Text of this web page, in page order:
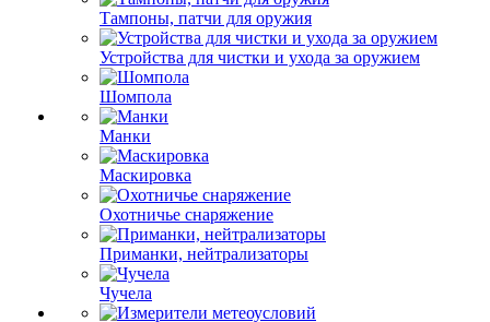
Тампоны, патчи для оружия
Устройства для чистки и ухода за оружием
Шомпола
Манки
Маскировка
Охотничье снаряжение
Приманки, нейтрализаторы
Чучела